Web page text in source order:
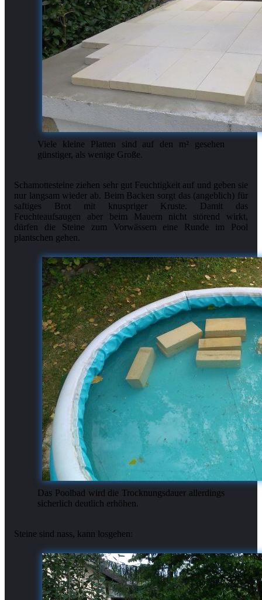
Viele kleine Platten sind auf den m² gesehen
günstiger, als wenige Große.
Schamottesteine ziehen sehr gut Feuchtigkeit auf und geben sie
nur langsam wieder ab. Beim Backen sorgt das (angeblich) für
saftiges Brot mit knuspriger Kruste. Damit das
Feuchteaufsaugen aber beim Mauern nicht störend wirkt,
dürfen die Steine zum Vorwässern eine Runde im Pool
Das Poolbad wird die Trocknungsdauer allerdings
sicherlich deutlich erhöhen.